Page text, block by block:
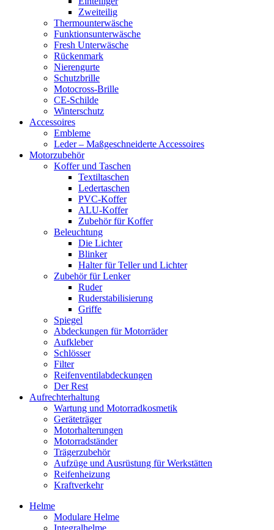
Zweiteilig
Thermounterwäsche
Funktionsunterwäsche
Fresh Unterwäsche
Rückenmark
Nierengurte
Schutzbrille
Motocross-Brille
CE-Schilde
Winterschutz
Accessoires
Embleme
Leder – Maßgeschneiderte Accessoires
Motorzubehör
Koffer und Taschen
Textiltaschen
Ledertaschen
PVC-Koffer
ALU-Koffer
Zubehör für Koffer
Beleuchtung
Die Lichter
Blinker
Halter für Teller und Lichter
Zubehör für Lenker
Ruder
Ruderstabilisierung
Griffe
Spiegel
Abdeckungen für Motorräder
Aufkleber
Schlösser
Filter
Reifenventilabdeckungen
Der Rest
Aufrechterhaltung
Wartung und Motorradkosmetik
Geräteträger
Motorhalterungen
Motorradständer
Trägerzubehör
Aufzüge und Ausrüstung für Werkstätten
Reifenheizung
Kraftverkehr
Helme
Modulare Helme
Integralhelme